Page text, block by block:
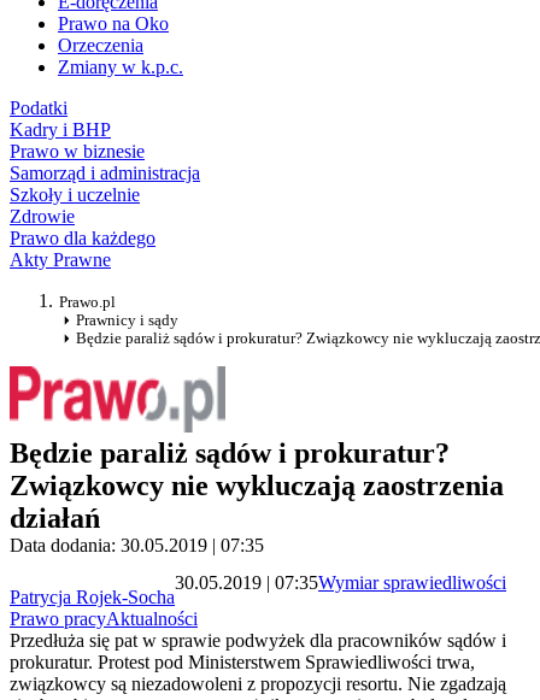
Prawo na Oko
Orzeczenia
Zmiany w k.p.c.
Podatki
Kadry i BHP
Prawo w biznesie
Samorząd i administracja
Szkoły i uczelnie
Zdrowie
Prawo dla każdego
Akty Prawne
Prawo.pl
Prawnicy i sądy
Będzie paraliż sądów i prokuratur? Związkowcy nie wykluczają
Będzie paraliż sądów i prokuratur?
Związkowcy nie wykluczają zaostrzenia
działań
Data dodania: 30.05.2019 | 07:35
Patrycja Rojek-Socha
30.05.2019 | 07:35Wymiar sprawiedliwości
Prawo pracyAktualności
Przedłuża się pat w sprawie podwyżek dla pracowników sądów i
prokuratur. Protest pod Ministerstwem Sprawiedliwości trwa,
związkowcy są niezadowoleni z propozycji resortu. Nie zgadzają